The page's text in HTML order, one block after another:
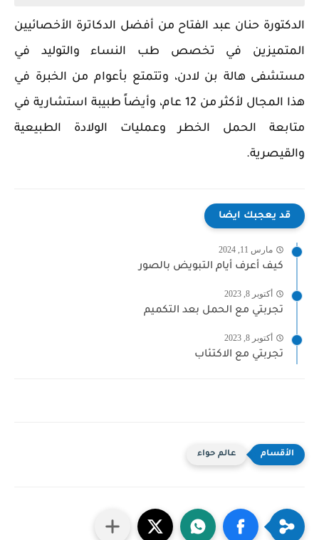
الدكتورة حنان عبد الفتاح من أفضل الدكاترة الأخصائيين
المتميزين في تخصص طب النساء والتوليد في
مستشفى هالة بن لادن، وتتمتع بأعوام من الخبرة في
هذا المجال لأكثر من 12 عام، وأيضاً طبيبة استشارية في
متابعة الحمل الخطر وعمليات الولادة الطبيعية
والقيصرية.
قد يعجبك ايضا
مارس 11, 2024
كيف أعرف أيام التبويض بالصور
أكتوبر 8, 2023
تجربتي مع الحمل بعد التكميم
أكتوبر 8, 2023
تجربتي مع الاكتئاب
عالم حواء